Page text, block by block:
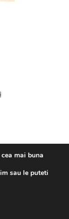
mai buna
sau le puteti
Banner